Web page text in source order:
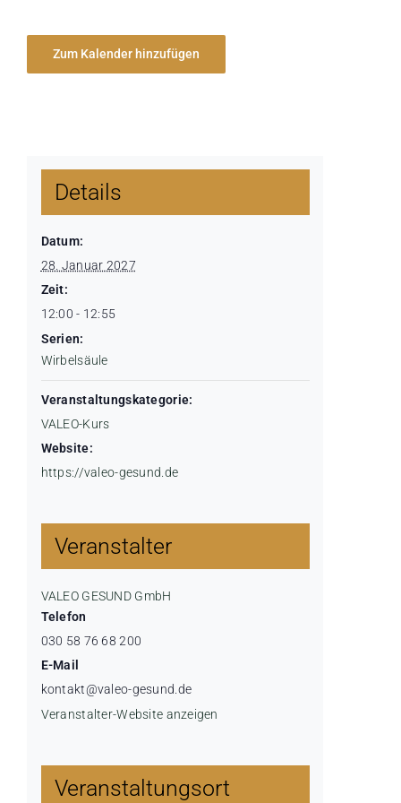
Zum Kalender hinzufügen
Details
Datum:
28. Januar 2027
Zeit:
12:00 - 12:55
Serien:
Wirbelsäule
Veranstaltungskategorie:
VALEO-Kurs
Website:
https://valeo-gesund.de
Veranstalter
VALEO GESUND GmbH
Telefon
030 58 76 68 200
E-Mail
kontakt@valeo-gesund.de
Veranstalter-Website anzeigen
Veranstaltungsort